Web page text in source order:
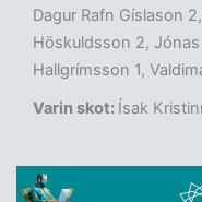
Dagur Rafn Gíslason
Höskuldsson 2,
Hallgrímsson 1,
Varin skot: Ísak